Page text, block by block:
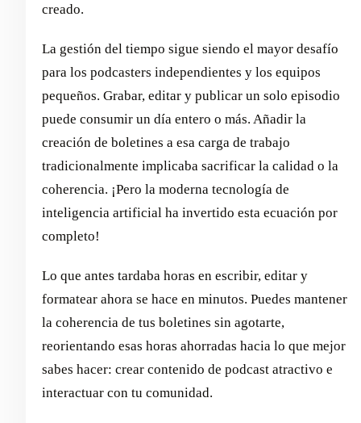
creado.
La gestión del tiempo sigue siendo el mayor desafío
para los podcasters independientes y los equipos
pequeños. Grabar, editar y publicar un solo episodio
puede consumir un día entero o más. Añadir la
creación de boletines a esa carga de trabajo
tradicionalmente implicaba sacrificar la calidad o la
coherencia. ¡Pero la moderna tecnología de
inteligencia artificial ha invertido esta ecuación por
completo!
Lo que antes tardaba horas en escribir, editar y
formatear ahora se hace en minutos. Puedes mantener
la coherencia de tus boletines sin agotarte,
reorientando esas horas ahorradas hacia lo que mejor
sabes hacer: crear contenido de podcast atractivo e
interactuar con tu comunidad.